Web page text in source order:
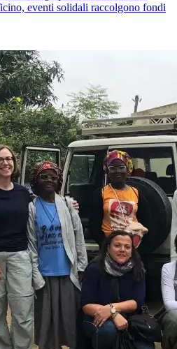
eventi solidali raccolgono fondi